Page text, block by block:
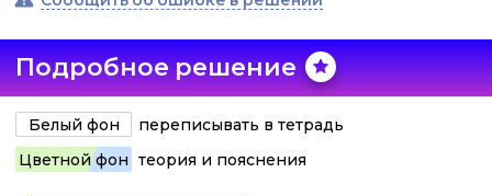
Подробное решение
Белый фон
переписывать в тетрадь
Цветной фон теория и пояснения